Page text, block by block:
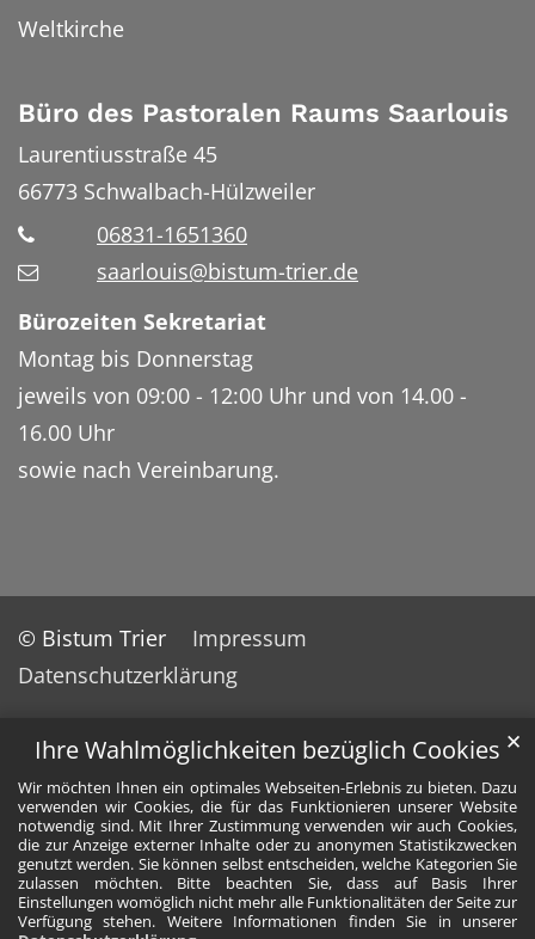
Ihre Wahlmöglichkeiten bezüglich Cookies
Wir möchten Ihnen ein optimales Webseiten-Erlebnis zu bieten. Dazu
verwenden wir Cookies, die für das Funktionieren unserer Website
notwendig sind. Mit Ihrer Zustimmung verwenden wir auch Cookies,
die zur Anzeige externer Inhalte oder zu anonymen Statistikzwecken
genutzt werden. Sie können selbst entscheiden, welche Kategorien Sie
zulassen möchten. Bitte beachten Sie, dass auf Basis Ihrer
Einstellungen womöglich nicht mehr alle Funktionalitäten der Seite zur
Verfügung stehen. Weitere Informationen finden Sie in unserer
✕
Weltkirche
Büro des Pastoralen Raums Saarlouis
Laurentiusstraße 45
66773 Schwalbach-Hülzweiler
06831-1651360
saarlouis@bistum-trier.de
Bürozeiten Sekretariat
Montag bis Donnerstag
jeweils von 09:00 - 12:00 Uhr und von 14.00 -
16.00 Uhr
sowie nach Vereinbarung.
© Bistum Trier
Impressum
Datenschutzerklärung